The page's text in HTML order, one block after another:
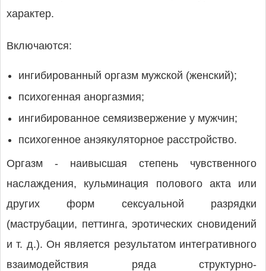
характер.
Включаются:
ингибированный оргазм мужской (женский);
психогенная аноргазмия;
ингибированное семяизвержение у мужчин;
психогенное анэякуляторное расстройство.
Оргазм - наивысшая степень чувственного
наслаждения, кульминация полового акта или
других форм сексуальной разрядки
(маструбации, петтинга, эротических сновидений
и т. д.). Он является результатом интегративного
взаимодействия ряда структурно-